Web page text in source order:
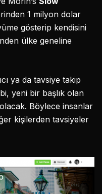
1 milyon dolar
gösterip kendisini
ülke geneline
ya da tavsiye takip
yeni bir başlık olan
Böylece insanlar
kişilerden tavsiyeler